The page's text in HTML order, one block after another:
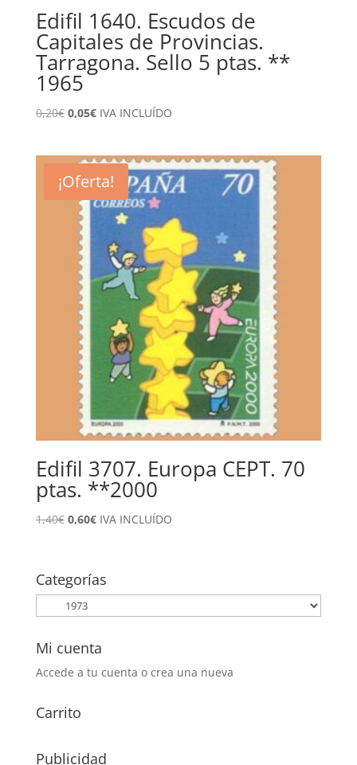
Edifil 1640. Escudos de
Capitales de Provincias.
Tarragona. Sello 5 ptas. **
1965
0,20€ El
era:
0,20€.
0,05€El
es:
0,05€.
IVA INCLUÍDO
¡Oferta!
Edifil 3707. Europa CEPT. 70
ptas. **2000
1,40€ El
era:
1,40€.
0,60€El
es:
0,60€.
IVA INCLUÍDO
Categorías
Mi cuenta
Accede a tu cuenta o crea una nueva
Carrito
Publicidad